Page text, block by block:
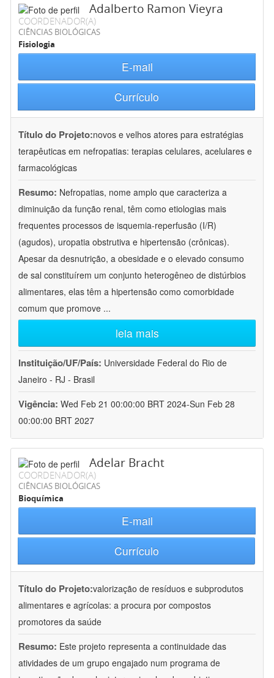
Adalberto Ramon Vieyra
COORDENADOR(A)
CIÊNCIAS BIOLÓGICAS
Fisiologia
E-mail
Currículo
Título do Projeto:novos e velhos atores para estratégias
terapêuticas em nefropatias: terapias celulares, acelulares e
farmacológicas
Resumo: Nefropatias, nome amplo que caracteriza a
diminuição da função renal, têm como etiologias mais
frequentes processos de isquemia-reperfusão (I/R)
(agudos), uropatia obstrutiva e hipertensão (crônicas).
Apesar da desnutrição, a obesidade e o elevado consumo
de sal constituírem um conjunto heterogêneo de distúrbios
alimentares, elas têm a hipertensão como comorbidade
comum que promove ...
leia mais
Instituição/UF/País: Universidade Federal do Rio de
Janeiro - RJ - Brasil
Vigência: Wed Feb 21 00:00:00 BRT 2024-Sun Feb 28
00:00:00 BRT 2027
Adelar Bracht
COORDENADOR(A)
CIÊNCIAS BIOLÓGICAS
Bioquímica
E-mail
Currículo
Título do Projeto:valorização de resíduos e subprodutos
alimentares e agrícolas: a procura por compostos
promotores da saúde
Resumo: Este projeto representa a continuidade das
atividades de um grupo engajado num programa de